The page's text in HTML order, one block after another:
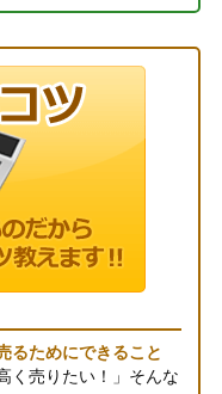
るためにできること
く売りたい！」そんな